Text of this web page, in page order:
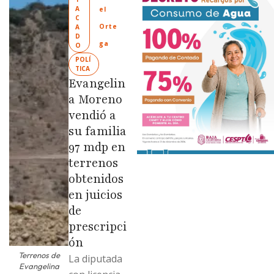
“Tijuana:
Ciudad
Limpia” en
colonias de
las …
Terrenos de
Evangelina
A
C
A
D
O
POLÍ
TICA
el
Orte
ga
Evangelin
a Moreno
vendió a
su familia
97 mdp en
terrenos
obtenidos
en juicios
de
prescripci
ón
La diputada